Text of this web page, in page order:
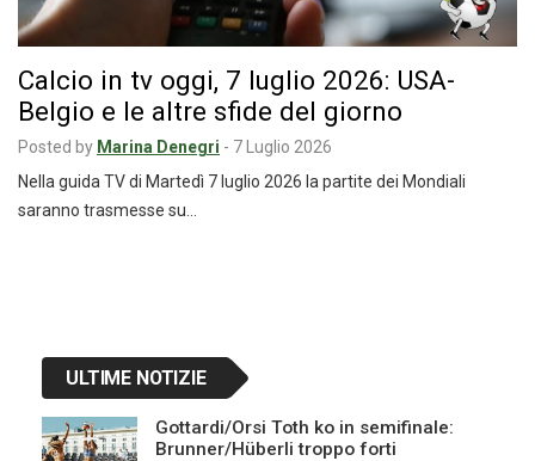
Calcio in tv oggi, 7 luglio 2026: USA-
Belgio e le altre sfide del giorno
Posted by Marina Denegri - 7 Luglio 2026
Nella guida TV di Martedì 7 luglio 2026 la partite dei Mondiali
saranno trasmesse su…
ULTIME NOTIZIE
Gottardi/Orsi Toth ko in semifinale:
Brunner/Hüberli troppo forti